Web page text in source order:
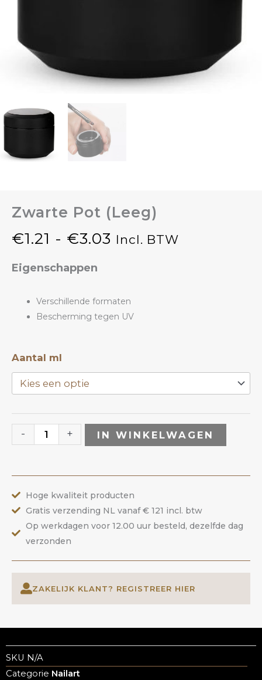
Zwarte Pot (leeg)
€1.21 - €3.03 Prijsklasse:
tot
Incl. BTW
Eigenschappen
Verschillende formaten
Bescherming tegen UV
Aantal ml
-
Zwarte
pot
(leeg)
+ IN WINKELWAGEN
Hoge kwaliteit producten
Gratis verzending NL vanaf € 121 incl. btw
Op werkdagen voor 12.00 uur besteld, dezelfde dag
verzonden
ZAKELIJK KLANT? REGISTREER HIER
SKU N/A
Categorie Nailart